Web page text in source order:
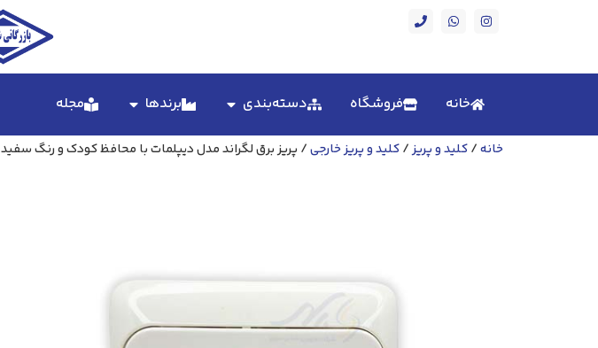
خانه فروشگاه دسته‌بندی برندها مجله
خانه/کلید و پریز/کلید و پریز خارجی/ پریز برق لگراند مدل دیپلمات با محافظ کودک و رنگ سفید